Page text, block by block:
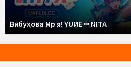
Вибухова Мрія! YUME ∞ MITA